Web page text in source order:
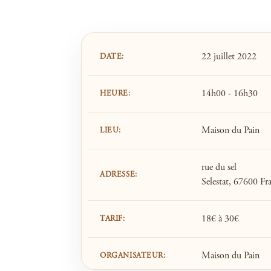
DATE: 22 juillet 2022
HEURE: 14h00 - 16h30
LIEU: Maison du Pain
ADRESSE:
rue du sel
Selestat, 67600
TARIF: 18€ à 30€
ORGANISATEUR: Maison du Pain